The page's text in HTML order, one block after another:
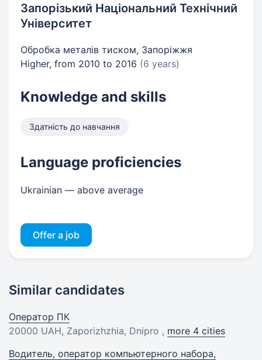
Запорізький Національний Технічний
Університет
Обробка металів тиском, Запоріжжя
Higher, from 2010 to 2016 (6 years)
Knowledge and skills
Здатність до навчання
Language proficiencies
Ukrainian — above average
Offer a job
Similar candidates
Оператор ПК
20000 UAH, Zaporizhzhia, Dnipro , more 4 cities
Водитель, оператор компьютерного набора,